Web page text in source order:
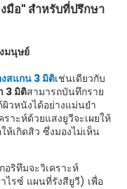
มือ" สำหรับที่ปรึกษา
มนุษย์
งสแกน 3 มิติเช่นเดียวกับ
3 มิติสามารถบันทึกราย
วหนังได้อย่างแม่นยำ
าะห์ด้วยแสงยูวีจะเผยให้
ห้เกิดสิว ซึ่งมองไม่เห็น
อริทึมจะวิเคราะห์
ไรซ์ แผนที่รังสียูวี) เพื่อ